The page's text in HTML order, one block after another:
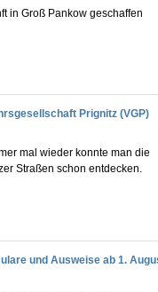
in Groß Pankow geschaffen
Prignitz (VGP)
mal wieder konnte man die
Straßen schon entdecken.
und Ausweise ab 1.